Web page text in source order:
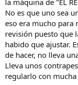
i
l
o
No es que uno sea
eso era mucho para
revisión puesto que
habido que ajustar.
de hacer, no lleva
Lleva unos
regularlo con